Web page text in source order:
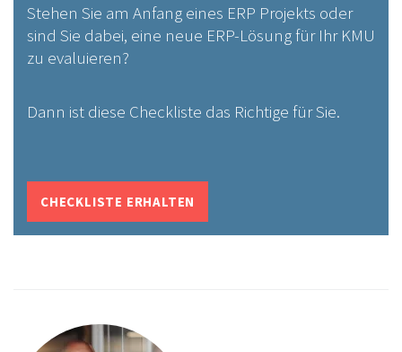
Stehen Sie am Anfang eines ERP Projekts oder
sind Sie dabei, eine neue ERP-Lösung für Ihr KMU
zu evaluieren?
Dann ist diese Checkliste das Richtige für Sie.
CHECKLISTE ERHALTEN